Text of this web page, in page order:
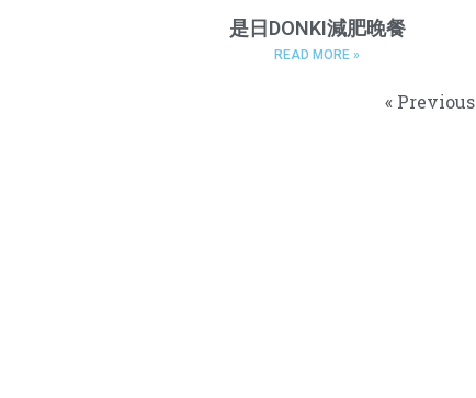
是日DONKI減肥晚餐
READ MORE »
« Previous